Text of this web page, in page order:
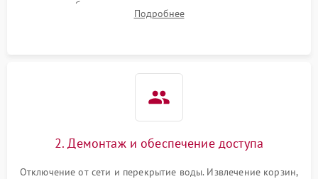
жалоб на отсутствие слива, нагрева, вращения
разбрызгивателей или срабатывание системы защиты
Подробнее
2. Демонтаж и обеспечение доступа
Отключение от сети и перекрытие воды. Извлечение корзин,